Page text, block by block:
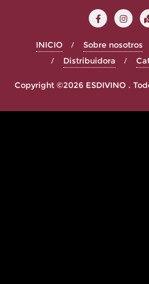
INICIO Sobre nosotros
Distribuidora
Copyright ©2026 ESDIVINO .